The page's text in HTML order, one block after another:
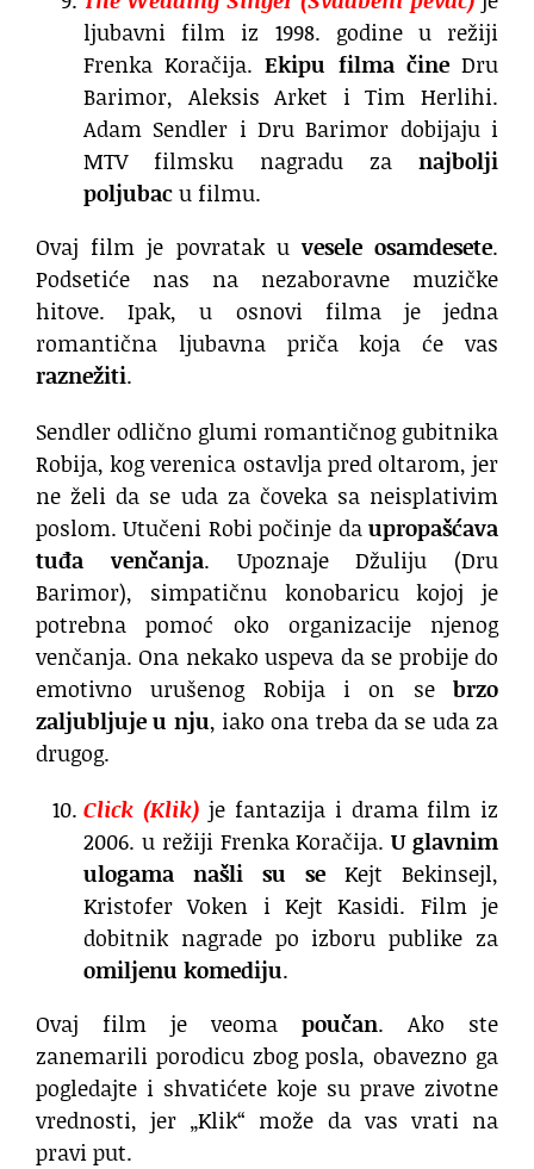
ljubavni film iz 1998. godine u režiji
Frenka Koračija.Ekipu filma čineDru
Barimor, Aleksis Arket i Tim Herlihi.
Adam Sendler i Dru Barimor dobijaju i
MTV filmsku nagradu za najbolji
poljubacu filmu.
Ovaj film je povratak uvesele osamdesete.
Podsetiće nas na nezaboravne muzičke
hitove. Ipak, u osnovi filma je jedna
romantična ljubavna priča koja će vas
raznežiti.
Sendler odlično glumi romantičnog gubitnika
Robija, kog verenica ostavlja pred oltarom, jer
ne želi da se uda za čoveka sa neisplativim
poslom. Utučeni Robi počinje daupropašćava
tuđa venčanja. Upoznaje Džuliju (Dru
Barimor), simpatičnu konobaricu kojoj je
potrebna pomoć oko organizacije njenog
venčanja. Ona nekako uspeva da se probije do
emotivno urušenog Robija i on se brzo
zaljubljuje u nju, iako ona treba da se uda za
drugog.
Click (Klik) je fantazija i drama film iz
2006. u režiji Frenka Koračija.U glavnim
ulogama našli su se Kejt Bekinsejl,
Kristofer Voken i Kejt Kasidi. Film je
dobitnik nagrade po izboru publike za
omiljenu komediju.
Ovaj film je veoma poučan. Ako ste
zanemarili porodicu zbog posla, obavezno ga
pogledajte i shvatićete koje su prave zivotne
vrednosti, jer „Klik“ može da vas vrati na
pravi put.